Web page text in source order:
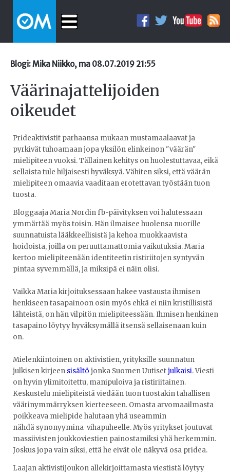
Blogi: Mika Niikko, ma 08.07.2019 21:55
Väärinajattelijoiden
oikeudet
Prideaktivistit parhaansa mukaan mustamaalaavat ja
pyrkivät tuhoamaan jopa yksilön elinkeinon "väärän"
mielipiteen vuoksi. Tällainen kehitys on huolestuttavaa, eikä
sellaista tule hiljaisesti hyväksyä. Vähiten siksi, että väärän
mielipiteen omaavia vaaditaan erotettavan työstään tuon
tuosta.
Bloggaaja Maria Nordin fb-päivityksen voi halutessaan
ymmärtää myös toisin. Hän ilmaisee huolensa nuorille
suunnatuista lääkkeellisistä ja kehoa muokkaavista
hoidoista, joilla on peruuttamattomia vaikutuksia. Maria
kertoo mielipiteenään identiteetin ristiriitojen syntyvän
pintaa syvemmällä, ja miksipä ei näin olisi.
Vaikka Maria kirjoituksessaan hakee vastausta ihmisen
henkiseen tasapainoon osin myös ehkä ei niin kristillisistä
lähteistä, on hän vilpitön mielipiteessään. Ihmisen henkinen
tasapaino löytyy hyväksymällä itsensä sellaisenaan kuin
on.
Mielenkiintoinen on aktivistien, yrityksille suunnatun
julkisen kirjeen sisältö jonka Suomen Uutisetjulkaisi. Viesti
on hyvin ylimitoitettu, manipuloiva ja ristiriitainen.
Keskustelu mielipiteistä viedään tuon tuostakin tahallisen
väärinymmärryksen kierteeseen. Omasta arvomaailmasta
poikkeava mielipide halutaan yhä useammin
nähdä synonyymina vihapuheelle. Myös yritykset joutuvat
massiivisten joukkoviestien painostamiksi yhä herkemmin.
Joskus jopa vain siksi, että he eivät ole näkyvä osa pridea.
Laajan aktivistijoukon allekirjoittamasta viestistä löytyy